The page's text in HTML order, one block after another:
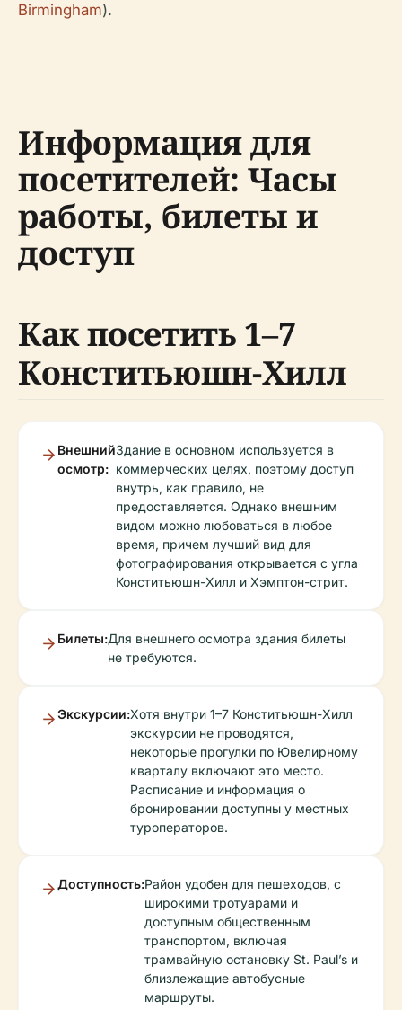
Birmingham).
Информация для
посетителей: Часы
работы, билеты и
доступ
Как посетить 1–7
Конститьюшн-Хилл
Внешний
осмотр:
Здание в основном используется в
коммерческих целях, поэтому доступ
внутрь, как правило, не
предоставляется. Однако внешним
видом можно любоваться в любое
время, причем лучший вид для
фотографирования открывается с угла
Конститьюшн-Хилл и Хэмптон-стрит.
Билеты:Для внешнего осмотра здания билеты
не требуются.
Экскурсии:Хотя внутри 1–7 Конститьюшн-Хилл
экскурсии не проводятся,
некоторые прогулки по Ювелирному
кварталу включают это место.
Расписание и информация о
бронировании доступны у местных
туроператоров.
Доступность:Район удобен для пешеходов, с
широкими тротуарами и
доступным общественным
транспортом, включая
трамвайную остановку St. Paul’s и
близлежащие автобусные
маршруты.